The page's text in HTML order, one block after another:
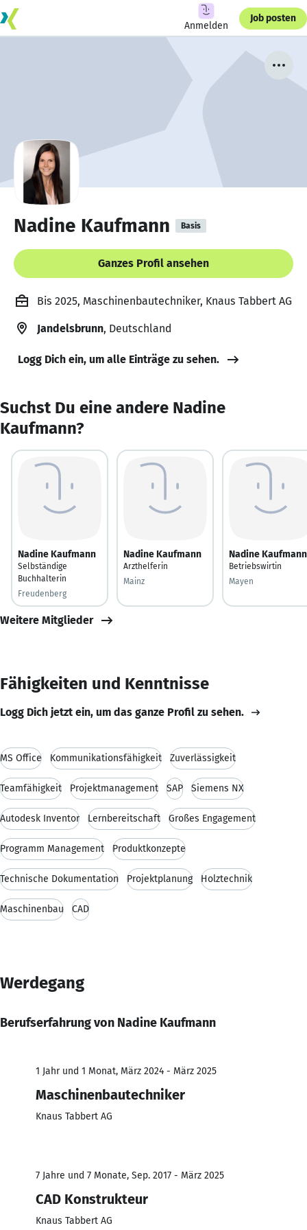
Anmelden
Job posten
Nadine Kaufmann Basis
Ganzes Profil ansehen
Bis 2025, Maschinenbautechniker, Knaus Tabbert AG
Jandelsbrunn, Deutschland
Logg Dich ein, um alle Einträge zu sehen.
Suchst Du eine andere Nadine
Kaufmann?
Nadine Kaufmann
Selbständige
Buchhalterin
Freudenberg
Nadine Kaufmann
Arzthelferin
Mainz
Nadine Kaufmann
Betriebswirtin
Mayen
Weitere Mitglieder
Fähigkeiten und Kenntnisse
Logg Dich jetzt ein, um das ganze Profil zu sehen.
MS Office Kommunikationsfähigkeit Zuverlässigkeit
Teamfähigkeit Projektmanagement SAP Siemens NX
Autodesk Inventor Lernbereitschaft Großes Engagement
Programm Management Produktkonzepte
Technische Dokumentation Projektplanung Holztechnik
Maschinenbau CAD
Werdegang
Berufserfahrung von Nadine Kaufmann
1 Jahr und 1 Monat, März 2024 - März 2025
Maschinenbautechniker
Knaus Tabbert AG
7 Jahre und 7 Monate, Sep. 2017 - März 2025
CAD Konstrukteur
Knaus Tabbert AG